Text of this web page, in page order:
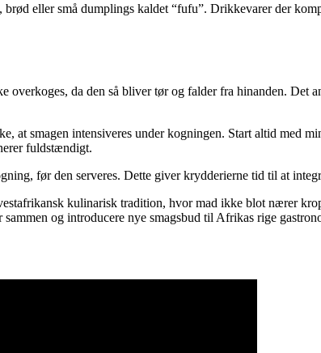
eller små dumplings kaldet “fufu”. Drikkevarer der
overkoges, da den så bliver tør og falder fra hinanden.
at smagen intensiveres under kogningen. Start altid med
fuldstændigt.
før den serveres. Dette giver krydderierne tid til at
kulinarisk tradition, hvor mad ikke blot nærer
og introducere nye smagsbud til Afrikas rige